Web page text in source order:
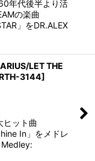
年代後半より活
の楽曲
」をDR.ALEX
LET THE
3144]
ヒット曲
In」をメドレ
Medley: